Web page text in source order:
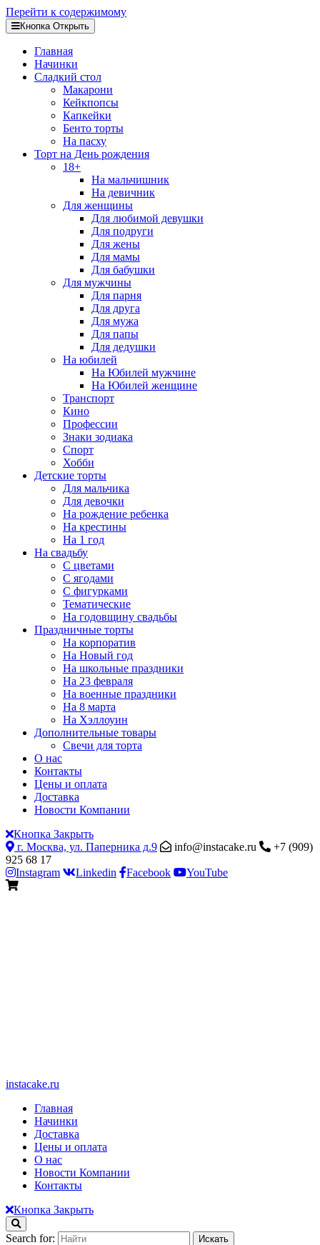
Перейти к содержимому
Кнопка Открыть
Главная
Начинки
Сладкий стол
Макарони
Кейкпопсы
Капкейки
Бенто торты
На пасху
Торт на День рождения
18+
На мальчишник
На девичник
Для женщины
Для любимой девушки
Для подруги
Для жены
Для мамы
Для бабушки
Для мужчины
Для парня
Для друга
Для мужа
Для папы
Для дедушки
На юбилей
На Юбилей мужчине
На Юбилей женщине
Транспорт
Кино
Профессии
Знаки зодиака
Спорт
Хобби
Детские торты
Для мальчика
Для девочки
На рождение ребенка
На крестины
На 1 год
На свадьбу
С цветами
С ягодами
С фигурками
Тематические
На годовщину свадьбы
Праздничные торты
На корпоратив
На Новый год
На школьные праздники
На 23 февраля
На военные праздники
На 8 марта
На Хэллоуин
Дополнительные товары
Свечи для торта
О нас
Контакты
Цены и оплата
Доставка
Новости Компании
Кнопка Закрыть
г. Москва, ул. Паперника д.9
info@instacake.ru
+7 (909)
925 68 17
Instagram
Linkedin Facebook YouTube
instacake.ru
Главная
Начинки
Доставка
Цены и оплата
О нас
Новости Компании
Контакты
Кнопка Закрыть
Search for: